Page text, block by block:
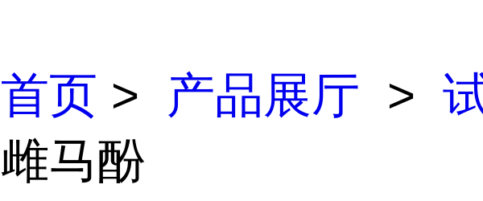
首页 > 产品展厅 >
雌马酚